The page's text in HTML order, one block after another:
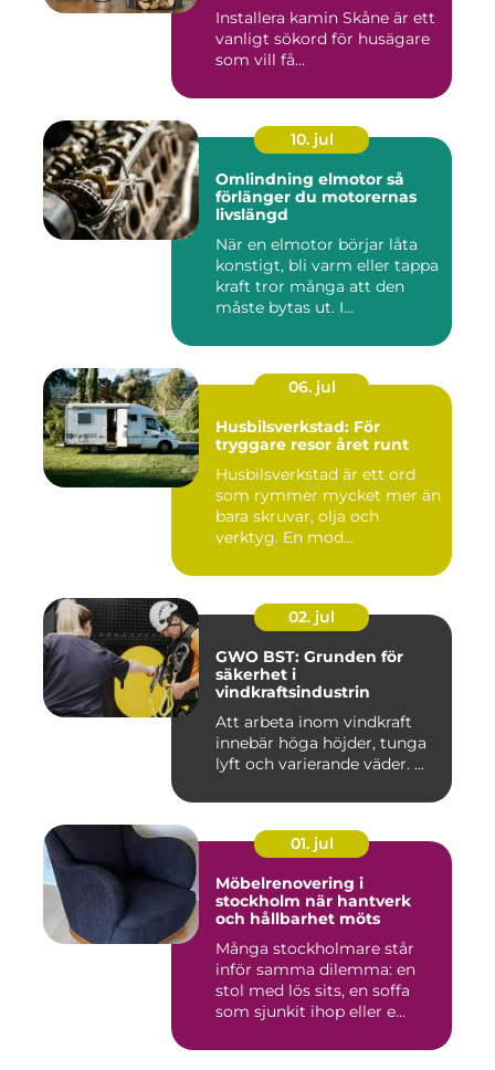
Installera kamin Skåne är ett
vanligt sökord för husägare
som vill få...
10. jul
Omlindning elmotor så
förlänger du motorernas
livslängd
När en elmotor börjar låta
konstigt, bli varm eller tappa
kraft tror många att den
måste bytas ut. I...
06. jul
Husbilsverkstad: För
tryggare resor året runt
Husbilsverkstad är ett ord
som rymmer mycket mer än
bara skruvar, olja och
verktyg. En mod...
02. jul
GWO BST: Grunden för
säkerhet i
vindkraftsindustrin
Att arbeta inom vindkraft
innebär höga höjder, tunga
lyft och varierande väder. ...
01. jul
Möbelrenovering i
stockholm när hantverk
och hållbarhet möts
Många stockholmare står
inför samma dilemma: en
stol med lös sits, en soffa
som sjunkit ihop eller e...